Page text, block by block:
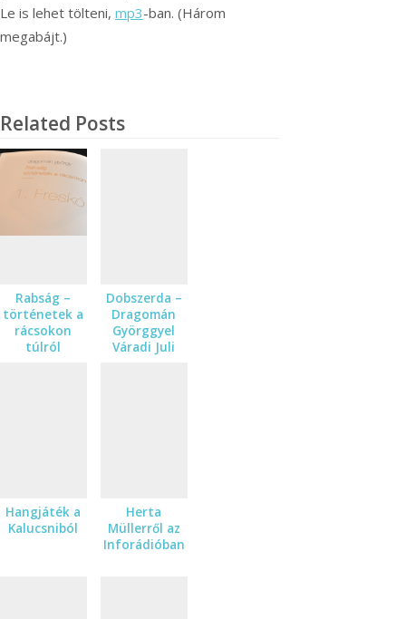
Le is lehet tölteni, mp3-ban. (Három
megabájt.)
Related Posts
Rabság –
történetek a
rácsokon
túlról
Dobszerda –
Dragomán
Györggyel
Váradi Juli
Hangjáték a
Kalucsniból
Herta
Müllerről az
Inforádióban